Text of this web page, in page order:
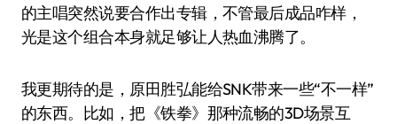
的主唱突然说要合作出专辑，不管最后成品咋样，
光是这个组合本身就足够让人热血沸腾了。
我更期待的是，原田胜弘能给SNK带来一些“不一样”
的东西。比如，把《铁拳》那种流畅的3D场景互